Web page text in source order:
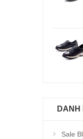
DANH
Sale